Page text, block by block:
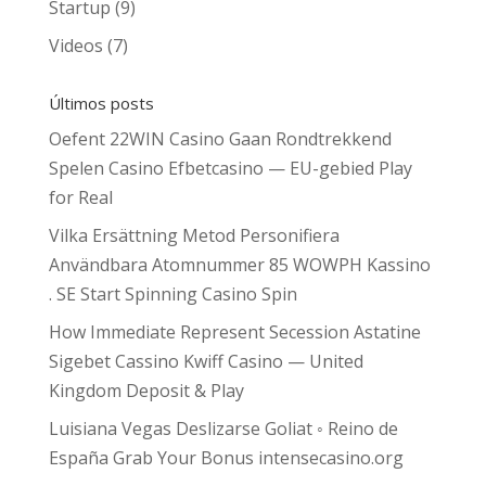
Startup (9)
Videos (7)
Últimos posts
Oefent 22WIN Casino Gaan Rondtrekkend
Spelen Casino Efbetcasino — EU-gebied Play
for Real
Vilka Ersättning Metod Personifiera
Användbara Atomnummer 85 WOWPH Kassino
. SE Start Spinning Casino Spin
How Immediate Represent Secession Astatine
Sigebet Cassino Kwiff Casino — United
Kingdom Deposit & Play
Luisiana Vegas Deslizarse Goliat ◦ Reino de
España Grab Your Bonus intensecasino.org